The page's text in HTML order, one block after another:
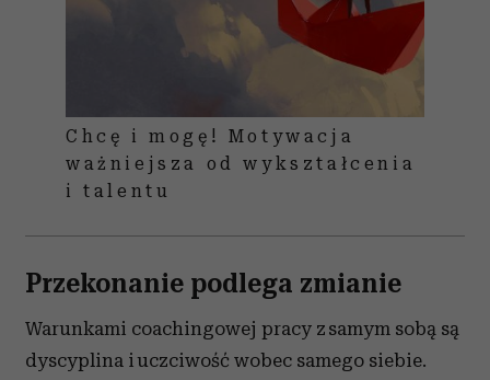
Chcę i mogę! Motywacja
ważniejsza od wykształcenia
i talentu
Przekonanie podlega zmianie
Warunkami coachingowej pracy z samym sobą są
dyscyplina i uczciwość wobec samego siebie.